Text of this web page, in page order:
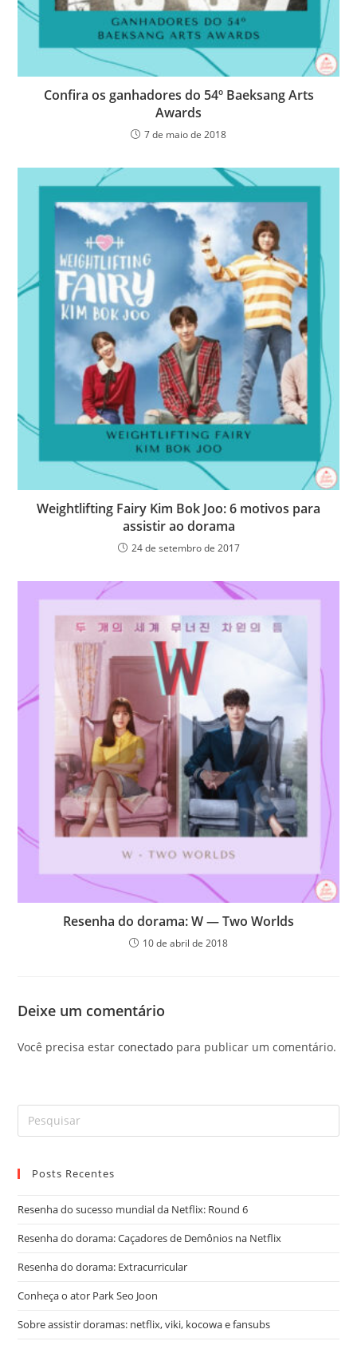
Confira os ganhadores do 54º Baeksang Arts
Awards
7 de maio de 2018
Weightlifting Fairy Kim Bok Joo: 6 motivos para
assistir ao dorama
24 de setembro de 2017
Resenha do dorama: W — Two Worlds
10 de abril de 2018
Deixe um comentário
Você precisa estarconectado para publicar um comentário.
Posts Recentes
Resenha do sucesso mundial da Netflix: Round 6
Resenha do dorama: Caçadores de Demônios na Netflix
Resenha do dorama: Extracurricular
Conheça o ator Park Seo Joon
Sobre assistir doramas: netflix, viki, kocowa e fansubs